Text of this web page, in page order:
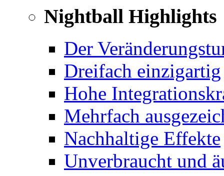
Nightball Highlights
Der
Dreifach einzigartig
Hohe
Mehrfach
Nachhaltige Effekte
Unverbraucht und